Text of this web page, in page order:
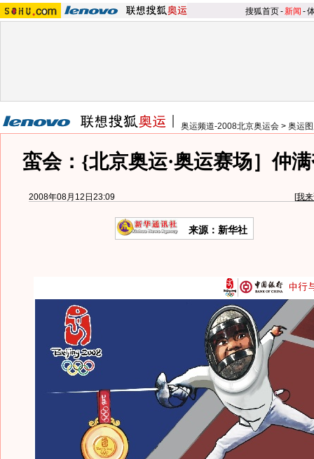
搜狐首页-新闻 -
奥运频道-2008北京奥运会 > 奥运
蛮会：{北京奥运·奥运赛场］仲
2008年08月12日23:09 [我
来源：新华社